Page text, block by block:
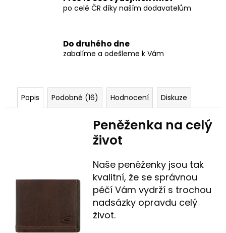
po celé ČR díky naším dodavatelům
Do druhého dne
zabalíme a odešleme k Vám
Popis Podobné (16) Hodnocení Diskuze
Peněženka na celý
život
Naše peněženky jsou tak
kvalitní, že se správnou
péčí Vám vydrží s trochou
nadsázky opravdu celý
život.